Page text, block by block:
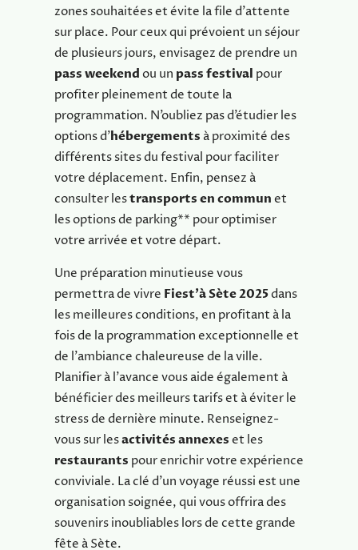
zones souhaitées et évite la file d’attente
sur place. Pour ceux qui prévoient un séjour
de plusieurs jours, envisagez de prendre un
pass weekendou un pass festival pour
profiter pleinement de toute la
programmation. N’oubliez pas d’étudier les
options d’hébergements à proximité des
différents sites du festival pour faciliter
votre déplacement. Enfin, pensez à
consulter lestransports en communet
les options de parking** pour optimiser
votre arrivée et votre départ.
Une préparation minutieuse vous
permettra de vivre Fiest’à Sète 2025dans
les meilleures conditions, en profitant à la
fois de la programmation exceptionnelle et
de l’ambiance chaleureuse de la ville.
Planifier à l’avance vous aide également à
bénéficier des meilleurs tarifs et à éviter le
stress de dernière minute. Renseignez-
vous sur lesactivités annexeset les
restaurants pour enrichir votre expérience
conviviale. La clé d’un voyage réussi est une
organisation soignée, qui vous offrira des
souvenirs inoubliables lors de cette grande
fête à Sète.